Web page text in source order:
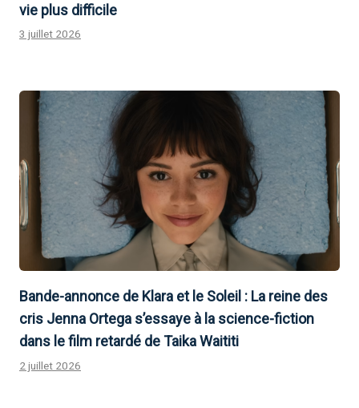
vie plus difficile
3 juillet 2026
Bande-annonce de Klara et le Soleil : La reine des
cris Jenna Ortega s’essaye à la science-fiction
dans le film retardé de Taika Waititi
2 juillet 2026